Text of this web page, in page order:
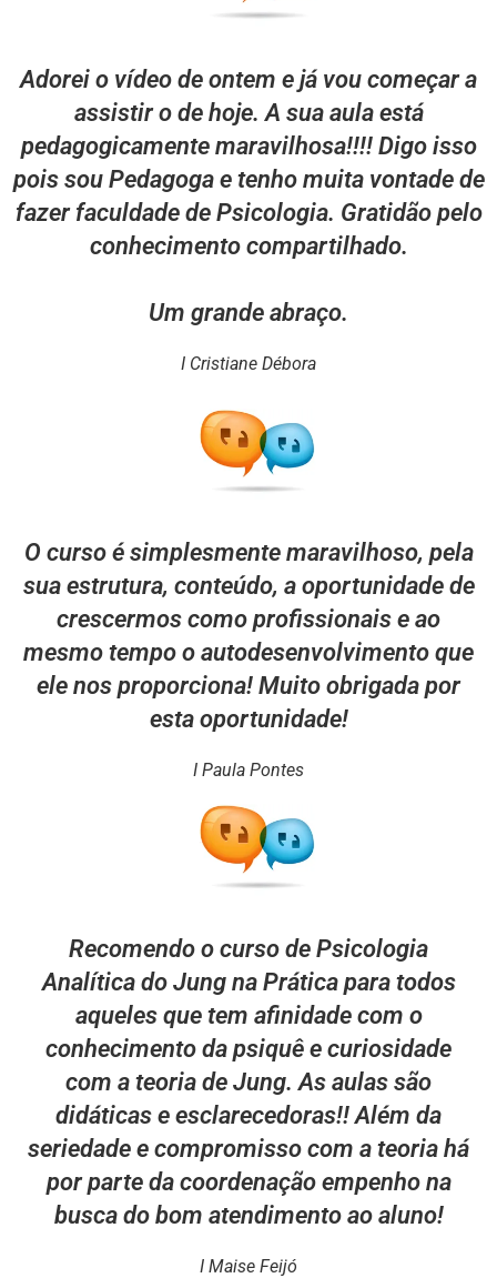
Adorei o vídeo de ontem e já vou começar a
assistir o de hoje. A sua aula está
pedagogicamente maravilhosa!!!! Digo isso
pois sou Pedagoga e tenho muita vontade de
fazer faculdade de Psicologia. Gratidão pelo
conhecimento compartilhado.
Um grande abraço.
I Cristiane Débora
O curso é simplesmente maravilhoso, pela
sua estrutura, conteúdo, a oportunidade de
crescermos como profissionais e ao
mesmo tempo o autodesenvolvimento que
ele nos proporciona! Muito obrigada por
esta oportunidade!
I Paula Pontes
Recomendo o curso de Psicologia
Analítica do Jung na Prática para todos
aqueles que tem afinidade com o
conhecimento da psiquê e curiosidade
com a teoria de Jung. As aulas são
didáticas e esclarecedoras!! Além da
seriedade e compromisso com a teoria há
por parte da coordenação empenho na
busca do bom atendimento ao aluno!
I Maise Feijó